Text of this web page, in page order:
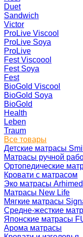
Duet
Sandwich
Victor
ProLive Viscool
ProLive Soya
ProLive
Fest Viscoool
Fest Soya
Fest
BioGold Viscool
BioGold Soya
BioGold
Health
Leben
Traum
Все товары
Детские матрасы
Матрасы ручной
Ортопедические
Кровати с матрасом
Эко матрасы Arhimed
Матрасы New Life
Мягкие матрасы
Средне-жесткие
Японские матрасы
Арома матрасы